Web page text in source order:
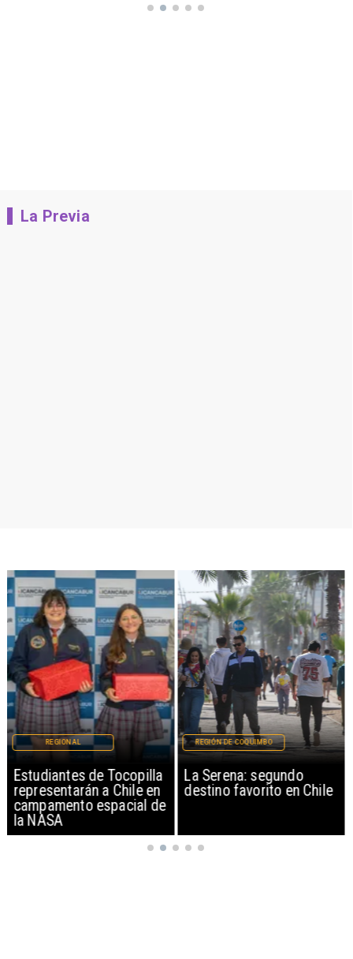
La Previa
Estudiantes de Tocopilla
representarán a Chile en
campamento espacial de
la NASA
REGIONAL
La Serena: segundo
destino favorito en Chile
REGIÓN DE COQUIMBO